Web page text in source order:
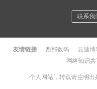
联系我
友情链接 西部数码 云速博
网络知识
个人网站，转载请注明出